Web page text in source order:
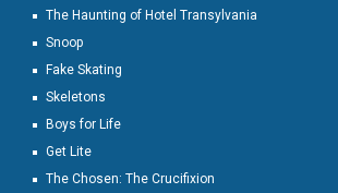
The Haunting of Hotel Transylvania
Snoop
Fake Skating
Skeletons
Boys for Life
Get Lite
The Chosen: The Crucifixion